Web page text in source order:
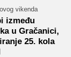
vikenda
između
u Gračanici,
25. kola